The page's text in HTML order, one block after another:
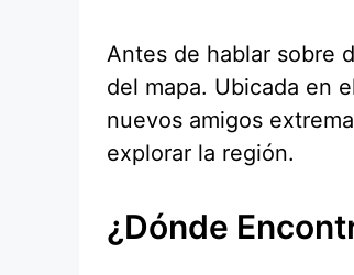
Antes de hablar sobre
del mapa. Ubicada en
nuevos amigos
explorar la región.
¿Dónde